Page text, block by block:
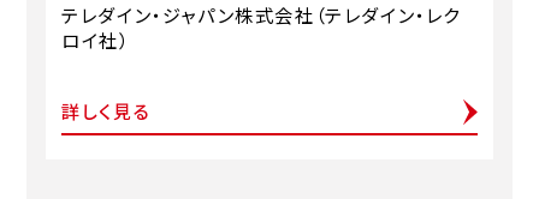
テレダイン・ジャパン株式会社（テレダイン・レク
ロイ社）
詳しく見る